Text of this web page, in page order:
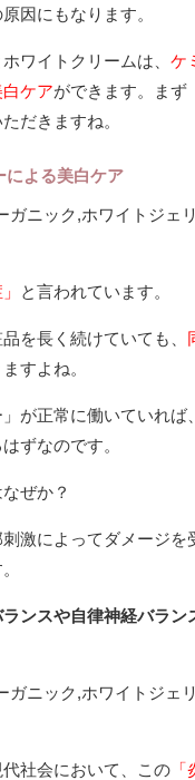
因にもなります。
ワイトクリームは、 ケ
ケアができます。まず
だきますね。
による美白ケア
と言われています。
を長く続けていても、
すよね。
が正常に働いていれば
ずなのです。
ぜか？
激によってダメージを
ンスや自律神経バラン
社会において、この 「